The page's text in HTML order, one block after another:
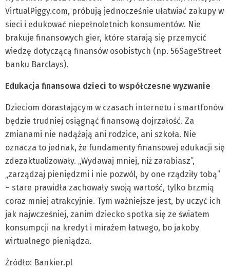
VirtualPiggy.com, próbują jednocześnie ułatwiać zakupy w
sieci i edukować niepełnoletnich konsumentów. Nie
brakuje finansowych gier, które starają się przemycić
wiedzę dotyczącą finansów osobistych (np. 56SageStreet
banku Barclays).
Edukacja finansowa dzieci to współczesne wyzwanie
Dzieciom dorastającym w czasach internetu i smartfonów
będzie trudniej osiągnąć finansową dojrzałość. Za
zmianami nie nadążają ani rodzice, ani szkoła. Nie
oznacza to jednak, że fundamenty finansowej edukacji się
zdezaktualizowały. „Wydawaj mniej, niż zarabiasz”,
„zarządzaj pieniędzmi i nie pozwól, by one rządziły tobą”
– stare prawidła zachowały swoją wartość, tylko brzmią
coraz mniej atrakcyjnie. Tym ważniejsze jest, by uczyć ich
jak najwcześniej, zanim dziecko spotka się ze światem
konsumpcji na kredyt i mirażem łatwego, bo jakoby
wirtualnego pieniądza.
Źródło: Bankier.pl